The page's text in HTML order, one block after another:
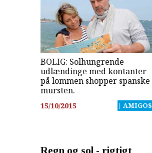
BOLIG: Solhungrende
udlændinge med kontanter
på lommen shopper spanske
mursten.
15/10/2015 | AMIGOS
Regn og sol - rigtigt